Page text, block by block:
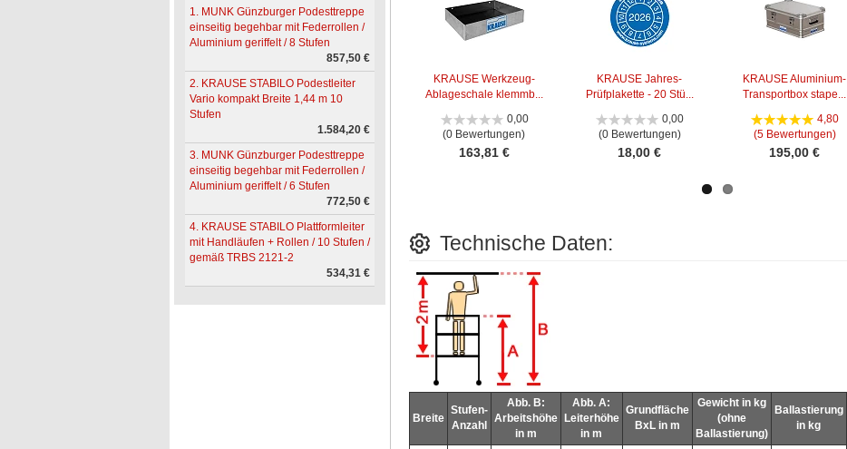
1. MUNK Günzburger Podesttreppe
einseitig begehbar mit Federrollen /
Aluminium geriffelt / 8 Stufen
857,50 €
2. KRAUSE STABILO Podestleiter
Vario kompakt Breite 1,44 m 10
Stufen
1.584,20 €
3. MUNK Günzburger Podesttreppe
einseitig begehbar mit Federrollen /
Aluminium geriffelt / 6 Stufen
772,50 €
4. KRAUSE STABILO Plattformleiter
mit Handläufen + Rollen / 10 Stufen /
gemäß TRBS 2121-2
534,31 €
KRAUSE Werkzeug-
Ablageschale klemmb...
0,00
(0 Bewertungen)
163,81 €
KRAUSE Jahres-
Prüfplakette - 20 Stü...
0,00
(0 Bewertungen)
18,00 €
KRAUSE Aluminium-
Transportbox stape...
4,80
(5 Bewertungen)
195,00 €
Technische Daten:
Breite
Stufen-
Anzahl
Abb. B:
Arbeitshöhe
in m
Abb. A:
Leiterhöhe
in m
Grundfläche
BxL in m
Gewicht in kg
(ohne
Ballastierung)
Ballastierung
in kg